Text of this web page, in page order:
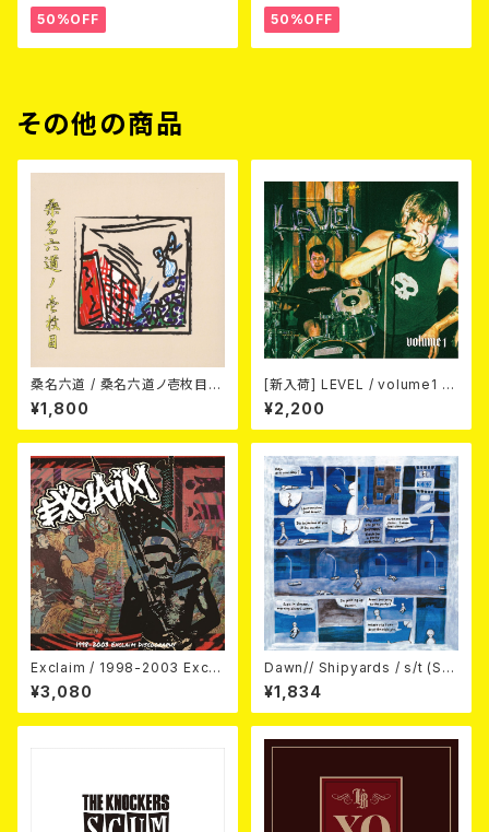
50%OFF 50%OFF
その他の商品
桑名六道 / 桑名六道ノ壱枚目
(CD)
¥1,800
[新入荷] LEVEL / volume1 DI
SCOGRAPHY 2021-2026 (D
IGIPACK CD)
¥2,200
Exclaim / 1998-2003 Excla
im Discography
¥3,080
Dawn// Shipyards / s/t (Spl
it) LP＋CD
¥1,834